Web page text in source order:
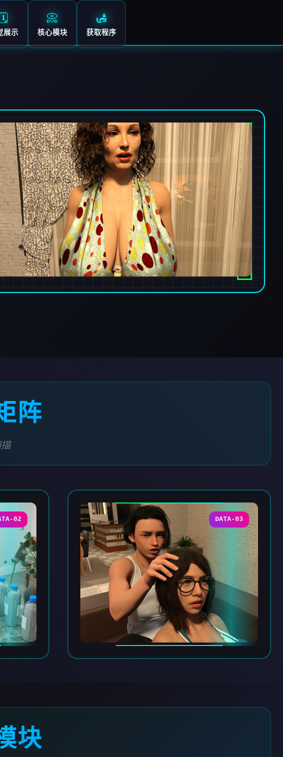
🗓️
展示
📀
核心模块
🛃
获取程序
阵
02 DATA-03
块